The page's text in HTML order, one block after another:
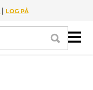
| LOG PÅ